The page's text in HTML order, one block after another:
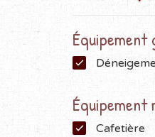
nature se
noter que le
Équipement
Équipement
Cafetière